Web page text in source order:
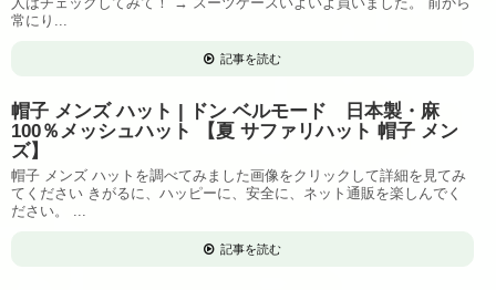
常にり...
記事を読む
帽子 メンズ ハット | ドン ベルモード 日本製・麻
100％メッシュハット 【夏 サファリハット 帽子 メン
ズ】
帽子 メンズ ハットを調べてみました画像をクリックして詳細を見てみ
てください きがるに、ハッピーに、安全に、ネット通販を楽しんでく
ださい。 ...
記事を読む